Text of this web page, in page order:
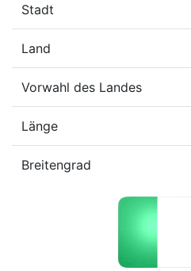
Stadt
Land
Vorwahl des Landes
Länge
Breitengrad